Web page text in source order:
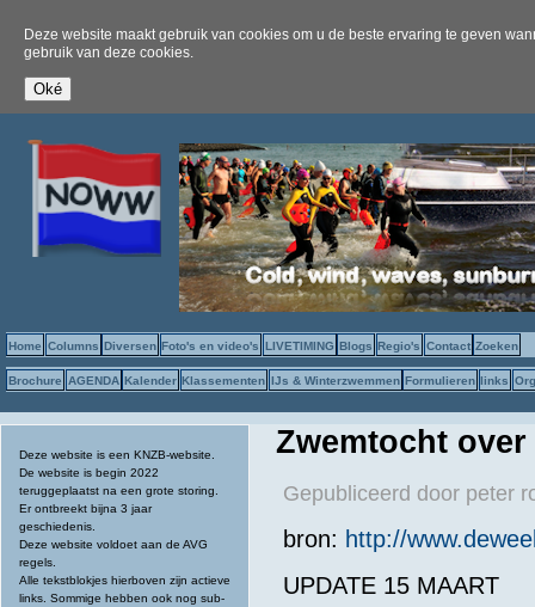
Deze website maakt gebruik van cookies om u de beste ervaring te geven
gebruik van deze cookies.
Home Columns Diversen Foto's en video's LIVETIMING Blogs Regio's Contact Zoeken
Brochure AGENDA Kalender Klassementen IJs & Winterzwemmen Formulieren links
Deze website is een KNZB-website.
De website is begin 2022
teruggeplaatst na een grote storing.
Er ontbreekt bijna 3 jaar
geschiedenis.
Deze website voldoet aan de AVG
regels.
Alle tekstblokjes hierboven zijn actieve
links. Sommige hebben ook nog sub-
Zwemtocht
Gepubliceerd door peter
bron: http://
UPDATE 15 MAART